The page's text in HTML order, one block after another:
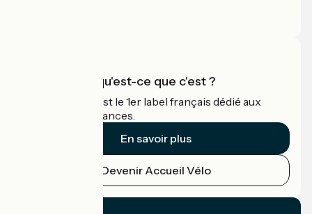
Accueil Vélo qu'est-ce que c'est ?
Accueil Vélo c'est le 1er label français dédié aux
cyclistes en vacances.
En savoir plus
Devenir Accueil Vélo